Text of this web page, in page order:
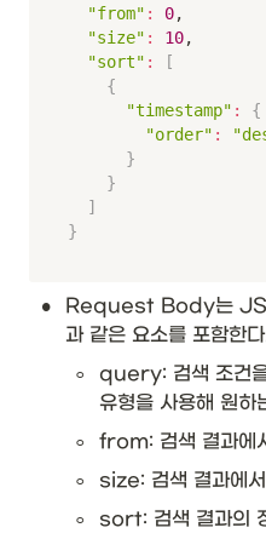
"from" : 0,
"size" : 10,
"sort" :
[
{
"timestamp" :
{
"order" :
}
}
]
}
•
Request Body는
과 같은 요소를 포함한
◦
query: 검색 조건을
유형을 사용해 원하
◦ from: 검색 결과에
◦ size: 검색 결과에
◦ sort: 검색 결과의